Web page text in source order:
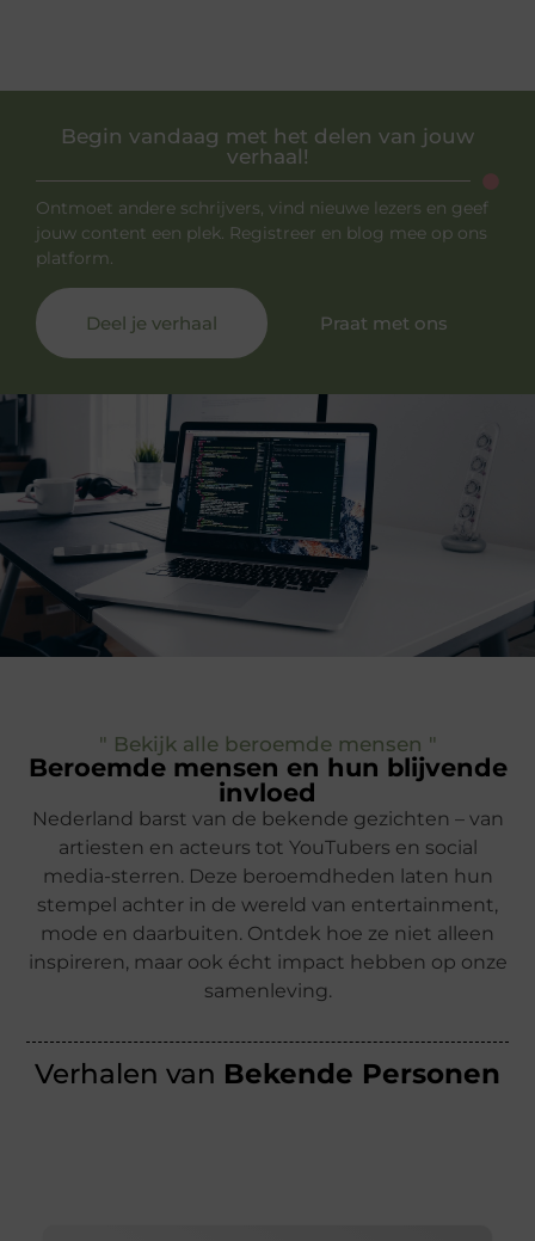
Begin vandaag met het delen van jouw
verhaal!
Ontmoet andere schrijvers, vind nieuwe lezers en geef
jouw content een plek. Registreer en blog mee op ons
platform.
Deel je verhaal Praat met ons
" Bekijk alle beroemde mensen "
Beroemde mensen en hun blijvende
invloed
Nederland barst van de bekende gezichten – van
artiesten en acteurs tot YouTubers en social
media-sterren. Deze beroemdheden laten hun
stempel achter in de wereld van entertainment,
mode en daarbuiten. Ontdek hoe ze niet alleen
inspireren, maar ook écht impact hebben op onze
samenleving.
Verhalen van Bekende Personen